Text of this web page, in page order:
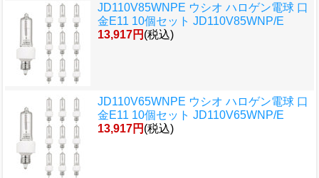
JD110V85WNPE ウシオ ハロゲン電球 口
金E11 10個セット JD110V85WNP/E
13,917円 (税込)
JD110V65WNPE ウシオ ハロゲン電球 口
金E11 10個セット JD110V65WNP/E
13,917円 (税込)